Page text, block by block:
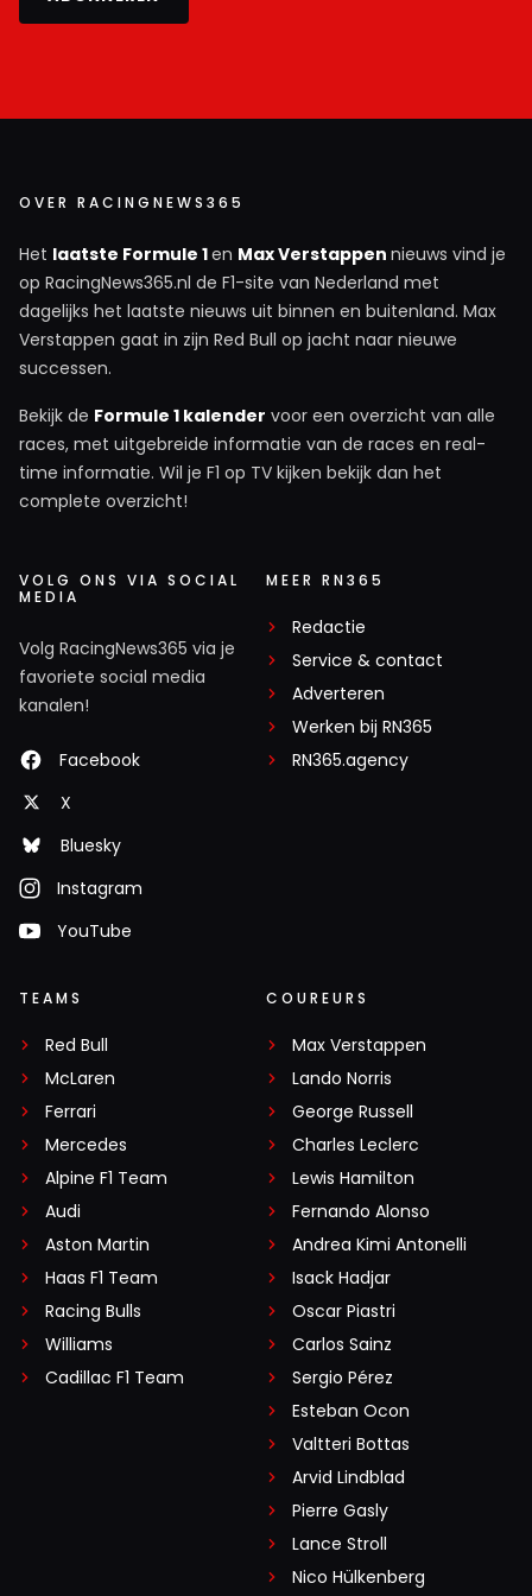
OVER RACINGNEWS365
Het laatste Formule 1en Max Verstappen nieuws vind je
op RacingNews365.nl de F1-site van Nederland met
dagelijks het laatste nieuws uit binnen en buitenland. Max
Verstappen gaat in zijn Red Bull op jacht naar nieuwe
successen.
Bekijk de Formule 1 kalender voor een overzicht van alle
races, met uitgebreide informatie van de races en real-
time informatie. Wil je F1 op TV kijken bekijk dan het
complete overzicht!
VOLG ONS VIA SOCIAL
MEDIA
Volg RacingNews365 via je
favoriete social media
kanalen!
Facebook
X
Bluesky
Instagram
YouTube
MEER RN365
Redactie
Service & contact
Adverteren
Werken bij RN365
RN365.agency
TEAMS
Red Bull
McLaren
Ferrari
Mercedes
Alpine F1 Team
Audi
Aston Martin
Haas F1 Team
Racing Bulls
Williams
Cadillac F1 Team
COUREURS
Max Verstappen
Lando Norris
George Russell
Charles Leclerc
Lewis Hamilton
Fernando Alonso
Andrea Kimi Antonelli
Isack Hadjar
Oscar Piastri
Carlos Sainz
Sergio Pérez
Esteban Ocon
Valtteri Bottas
Arvid Lindblad
Pierre Gasly
Lance Stroll
Nico Hülkenberg